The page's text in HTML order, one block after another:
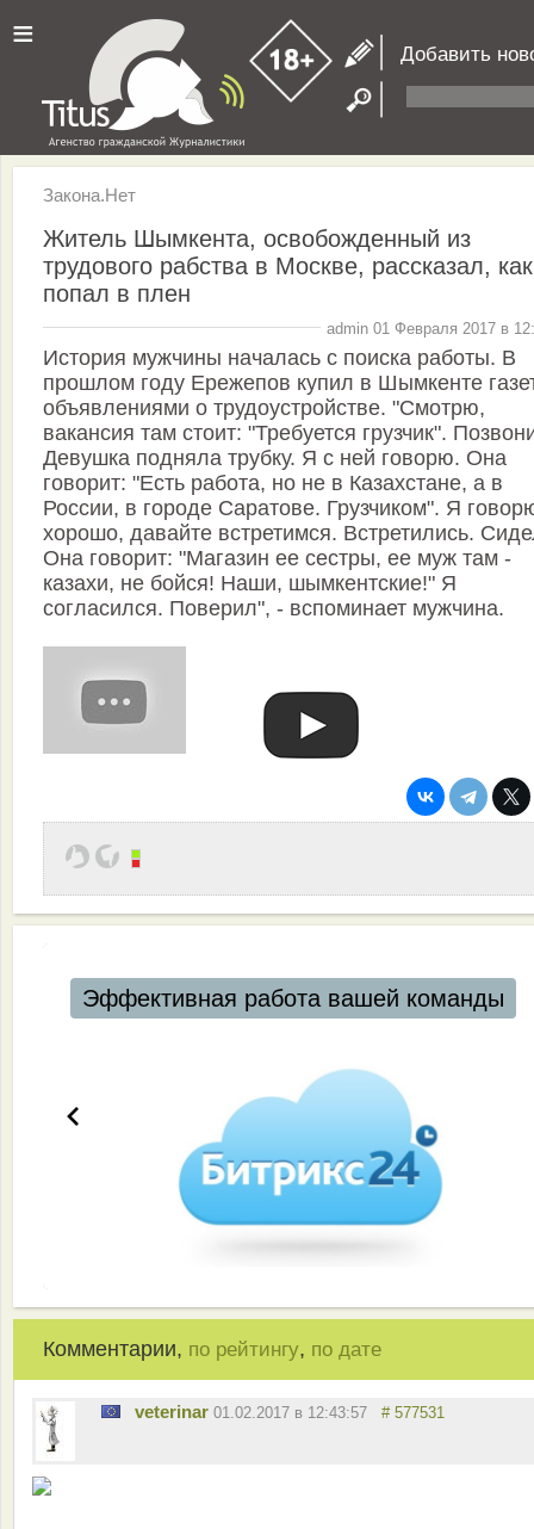
≡ Добавить
Закона.Нет
Житель Шымкента, освобожденный из
трудового рабства в Москве, рассказал, как
попал в плен
admin 01 Февраля 2017 в
История мужчины началась с поиска работы. В
прошлом году Ережепов купил в Шымкенте
объявлениями о трудоустройстве. "Смотрю,
вакансия там стоит: "Требуется грузчик".
Девушка подняла трубку. Я с ней говорю. Она
говорит: "Есть работа, но не в Казахстане, а в
России, в городе Саратове. Грузчиком". Я
хорошо, давайте встретимся. Встретились.
Она говорит: "Магазин ее сестры, ее муж там -
казахи, не бойся! Наши, шымкентские!" Я
согласился. Поверил", - вспоминает мужчина.
Эффективная работа вашей команды
Комментарии, по рейтингу, по дате
veterinar 01.02.2017 в 12:43:57 # 577531